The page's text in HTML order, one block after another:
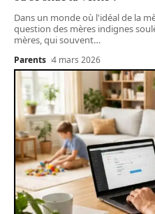
Dans un monde où l'idéal de la
question des mères indignes
mères, qui souvent…
Parents 4 mars 2026